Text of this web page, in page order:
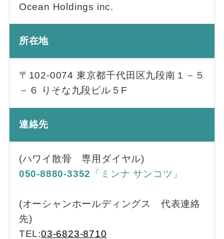
Ocean Holdings inc.
所在地
〒102-0074 東京都千代田区九段南１－５
－６ りそな九段ビル５F
連絡先
(ハワイ散骨 専用ダイヤル)
050-8880-3352
「ミンナ サンコツ」
(オーシャンホールディングス 代表連絡
先)
TEL:03-6823-8710